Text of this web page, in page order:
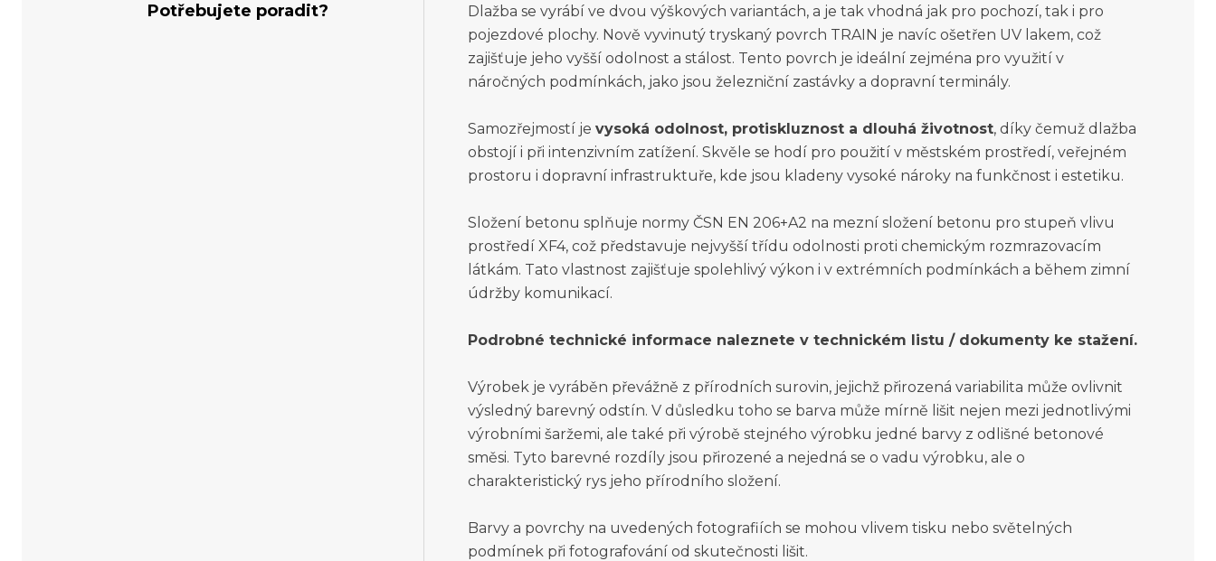
Potřebujete poradit?
Dlažba se vyrábí ve dvou výškových variantách, a je tak vhodná jak pro pochozí, tak i pro
pojezdové plochy. Nově vyvinutý tryskaný povrch TRAIN je navíc ošetřen UV lakem, což
zajišťuje jeho vyšší odolnost a stálost. Tento povrch je ideální zejména pro využití v
náročných podmínkách, jako jsou železniční zastávky a dopravní terminály.
Samozřejmostí je vysoká odolnost, protiskluznost a dlouhá životnost, díky čemuž dlažba
obstojí i při intenzivním zatížení. Skvěle se hodí pro použití v městském prostředí, veřejném
prostoru i dopravní infrastruktuře, kde jsou kladeny vysoké nároky na funkčnost i estetiku.
Složení betonu splňuje normy ČSN EN 206+A2 na mezní složení betonu pro stupeň vlivu
prostředí XF4, což představuje nejvyšší třídu odolnosti proti chemickým rozmrazovacím
látkám. Tato vlastnost zajišťuje spolehlivý výkon i v extrémních podmínkách a během zimní
údržby komunikací.
Podrobné technické informace naleznete v technickém listu / dokumenty ke stažení.
Výrobek je vyráběn převážně z přírodních surovin, jejichž přirozená variabilita může ovlivnit
výsledný barevný odstín. V důsledku toho se barva může mírně lišit nejen mezi jednotlivými
výrobními šaržemi, ale také při výrobě stejného výrobku jedné barvy z odlišné betonové
směsi. Tyto barevné rozdíly jsou přirozené a nejedná se o vadu výrobku, ale o
charakteristický rys jeho přírodního složení.
Barvy a povrchy na uvedených fotografiích se mohou vlivem tisku nebo světelných
podmínek při fotografování od skutečnosti lišit.